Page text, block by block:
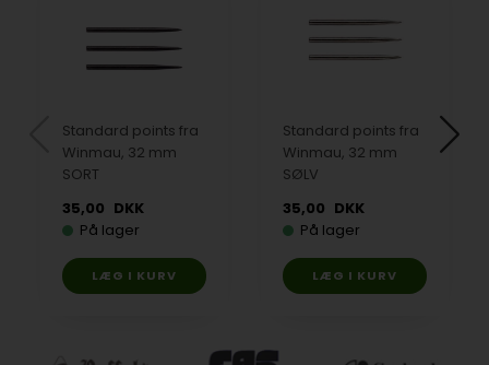
Standard points fra
Winmau, 32 mm
SORT
35,00 DKK
På lager
Standard points fra
Winmau, 32 mm
SØLV
35,00 DKK
På lager